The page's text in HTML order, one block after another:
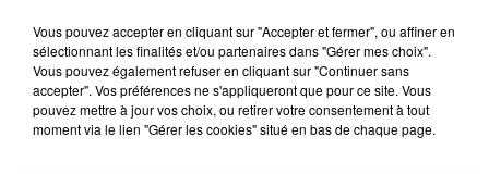
On en parlait aussi ce matin dans Le Grand Direct des
Médiasde Jean-Marc Morandini sur Europe 1 : retour sur
l'histoire de OÜI FM, son développement, et enfin, la
proposition d'Arthur de récupérer les fréquences du Mouv'.
Vous pouvez accepter en cliquant sur "Accepter et fermer", ou affiner en
sélectionnant les finalités et/ou partenaires dans "Gérer mes choix".
Vous pouvez également refuser en cliquant sur "Continuer sans
accepter". Vos préférences ne s'appliqueront que pour ce site. Vous
pouvez mettre à jour vos choix, ou retirer votre consentement à tout
moment via le lien "Gérer les cookies" situé en bas de chaque page.